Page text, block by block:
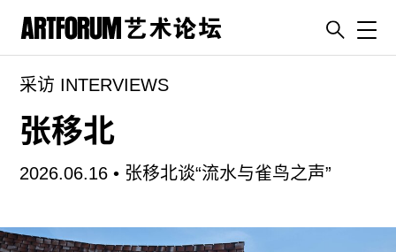
artguide
新闻
展评
杂志
视频
采访 INTERVIEWS
张移北
2026.06.16 • 张移北谈“流水与雀鸟之声”